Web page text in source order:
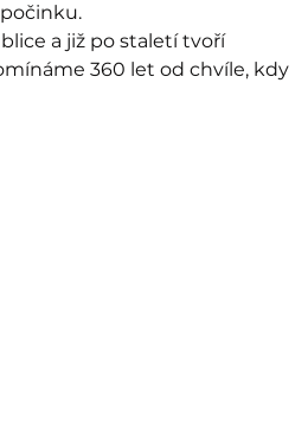
a již po staletí tvoří
360 let od chvíle, kdy